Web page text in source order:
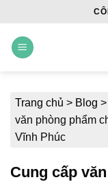
content
Trang chủ > Blog >
văn phòng phẩm
Vĩnh Phúc
Cung cấp